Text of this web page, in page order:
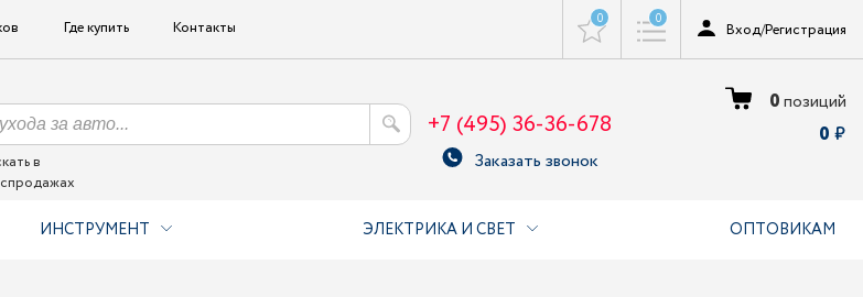
Где купить Контакты 0 0
Вход/Регистрация
в
+7 (495) 36-36-678
Заказать звонок
0позиций
0
ИНСТРУМЕНТ ЭЛЕКТРИКА И СВЕТ ОПТОВИКАМ